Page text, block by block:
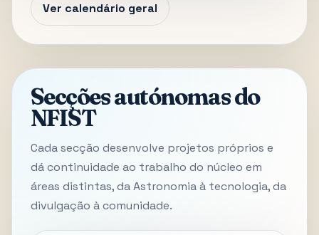
Ver calendário geral
Secções autónomas do
NFIST
Cada secção desenvolve projetos próprios e
dá continuidade ao trabalho do núcleo em
áreas distintas, da Astronomia à tecnologia, da
divulgação à comunidade.